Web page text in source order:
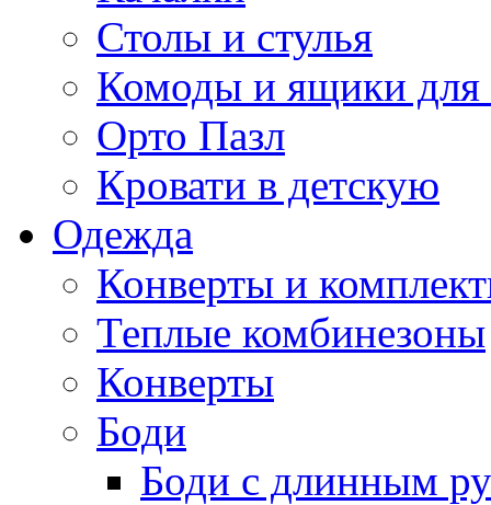
Столы и стулья
Комоды и ящики для
Орто Пазл
Кровати в детскую
Одежда
Конверты и
Теплые комбинезоны
Конверты
Боди
Боди с длинным